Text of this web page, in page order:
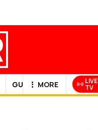
GULF NEWS
MORE LIVE
TV